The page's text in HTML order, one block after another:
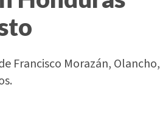
Francisco Morazán, Olancho,